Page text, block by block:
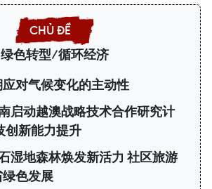
绿色转型/循环经济
对气候变化的主动性
启动越澳战略技术合作研究计
创新能力提升
湿地森林焕发新活力 社区旅游
色发展